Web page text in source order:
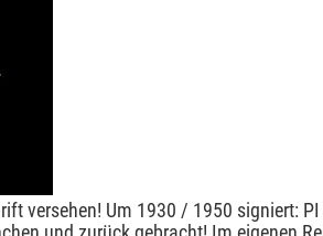
versehen! Um 1930 / 1950 signiert: